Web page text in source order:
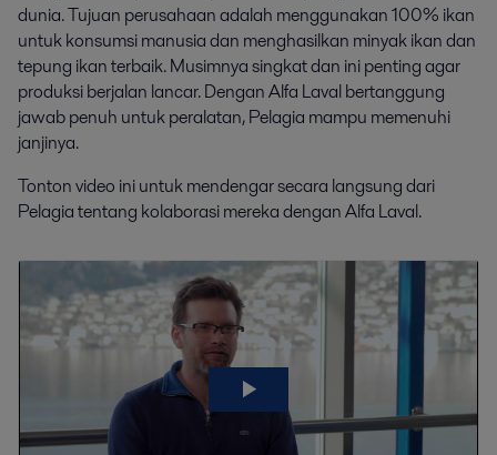
dunia. Tujuan perusahaan adalah menggunakan 100% ikan
untuk konsumsi manusia dan menghasilkan minyak ikan dan
tepung ikan terbaik. Musimnya singkat dan ini penting agar
produksi berjalan lancar. Dengan Alfa Laval bertanggung
jawab penuh untuk peralatan, Pelagia mampu memenuhi
janjinya.
Tonton video ini untuk mendengar secara langsung dari
Pelagia tentang kolaborasi mereka dengan Alfa Laval.